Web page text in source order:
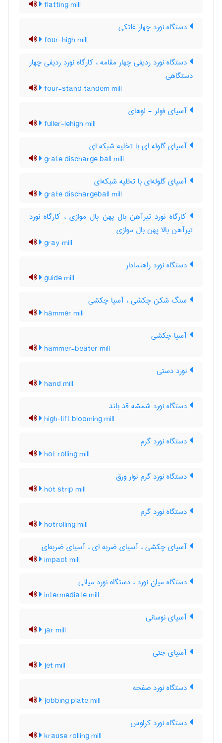
flatting mill
دستگاه نورد چهار غلتکی
four-high mill
دستگاه نورد ردیفی چهار مقامه ، کارگاه نورد ردیفی چهار
دستگاهی
four-stand tandem mill
آسیای فولر - لوهای
fuller-lehigh mill
آسیای گلوله ای با تخلیه شبکه ای
grate discharge ball mill
آسیای گلوله‌ای با تخلیه شبکه‌ای
grate dischargeball mill
کارگاه نورد تیرآهن بال پهن بال موازی ، کارگاه نورد
تیرآهن بالا پهن بال موازی
gray mill
دستگاه نورد راهنمادار
guide mill
سنگ شکن چکشی ، آسیا چکشی
hammer mill
آسیا چکشی
hammer-beater mill
نورد دستی
hand mill
دستگاه نورد شمشه قد بلند
high-lift blooming mill
دستگاه نورد گرم
hot rolling mill
دستگاه نورد گرم نوار ورق
hot strip mill
دستگاه نورد گرم
hotrolling mill
آسیای چکشی ، آسیای ضربه ای ، آسیای ضربه‌ای
impact mill
دستگاه میان نورد ، دستگاه نورد میانی
intermediate mill
آسیای نوسانی
jar mill
آسیای جتی
jet mill
دستگاه نورد صفحه
jobbing plate mill
دستگاه نورد کراوس
krause rolling mill